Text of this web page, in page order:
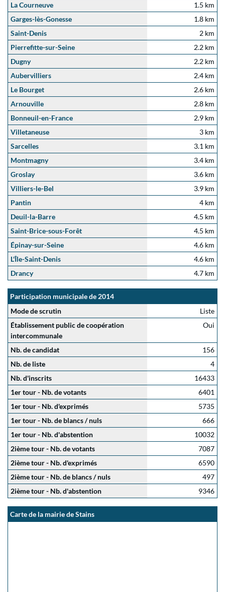
La Courneuve
1.5 km
Garges-lès-Gonesse
1.8 km
Saint-Denis
2 km
Pierrefitte-sur-Seine
2.2 km
Dugny
2.2 km
Aubervilliers
2.4 km
Le Bourget
2.6 km
Arnouville
2.8 km
Bonneuil-en-France
2.9 km
Villetaneuse
3 km
Sarcelles
3.1 km
Montmagny
3.4 km
Groslay
3.6 km
Villiers-le-Bel
3.9 km
Pantin
4 km
Deuil-la-Barre
4.5 km
Saint-Brice-sous-Forêt
4.5 km
Épinay-sur-Seine
4.6 km
L'Île-Saint-Denis
4.6 km
Drancy
4.7 km
Participation municipale de 2014
Mode de scrutin
Liste
Établissement public de coopération
intercommunale
Oui
Nb. de candidat
156
Nb. de liste
4
Nb. d'inscrits
16433
1er tour - Nb. de votants
6401
1er tour - Nb. d'exprimés
5735
1er tour - Nb. de blancs / nuls
666
1er tour - Nb. d'abstention
10032
2ième tour - Nb. de votants
7087
2ième tour - Nb. d'exprimés
6590
2ième tour - Nb. de blancs / nuls
497
2ième tour - Nb. d'abstention
9346
Carte de la mairie de Stains